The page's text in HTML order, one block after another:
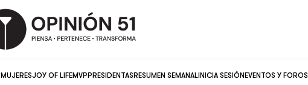
MUJERESJOY OF LIFEMVPPRESIDENTASRESUMEN SEMANALINICIA SESIÓNEVENTOS Y FOROS